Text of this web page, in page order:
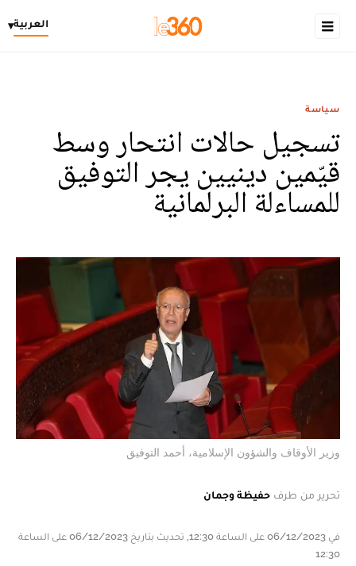
العربية▾
سياسة
تسجيل حالات انتحار وسط
قيّمين دينيين يجر التوفيق
للمساءلة البرلمانية
وزير الأوقاف والشؤون الإسلامية، أحمد التوفيق
تحرير من طرف حفيظة وجمان
في 06/12/2023 على الساعة 12:30, تحديث بتاريخ 06/12/2023 على الساعة
12:30